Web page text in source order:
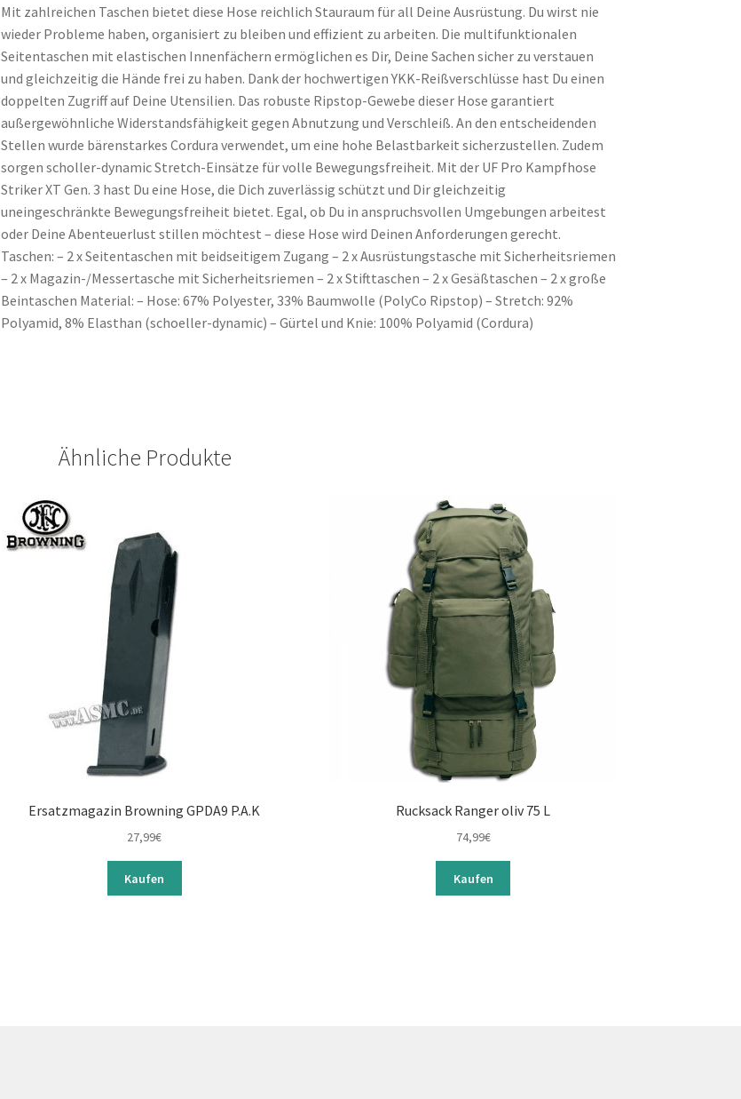
Mit zahlreichen Taschen bietet diese Hose reichlich Stauraum für all Deine Ausrüstung. Du wirst nie
wieder Probleme haben, organisiert zu bleiben und effizient zu arbeiten. Die multifunktionalen
Seitentaschen mit elastischen Innenfächern ermöglichen es Dir, Deine Sachen sicher zu verstauen
und gleichzeitig die Hände frei zu haben. Dank der hochwertigen YKK-Reißverschlüsse hast Du einen
doppelten Zugriff auf Deine Utensilien. Das robuste Ripstop-Gewebe dieser Hose garantiert
außergewöhnliche Widerstandsfähigkeit gegen Abnutzung und Verschleiß. An den entscheidenden
Stellen wurde bärenstarkes Cordura verwendet, um eine hohe Belastbarkeit sicherzustellen. Zudem
sorgen scholler-dynamic Stretch-Einsätze für volle Bewegungsfreiheit. Mit der UF Pro Kampfhose
Striker XT Gen. 3 hast Du eine Hose, die Dich zuverlässig schützt und Dir gleichzeitig
uneingeschränkte Bewegungsfreiheit bietet. Egal, ob Du in anspruchsvollen Umgebungen arbeitest
oder Deine Abenteuerlust stillen möchtest – diese Hose wird Deinen Anforderungen gerecht.
Taschen: – 2 x Seitentaschen mit beidseitigem Zugang – 2 x Ausrüstungstasche mit Sicherheitsriemen
– 2 x Magazin-/Messertasche mit Sicherheitsriemen – 2 x Stifttaschen – 2 x Gesäßtaschen – 2 x große
Beintaschen Material: – Hose: 67% Polyester, 33% Baumwolle (PolyCo Ripstop) – Stretch: 92%
Polyamid, 8% Elasthan (schoeller-dynamic) – Gürtel und Knie: 100% Polyamid (Cordura)
Ähnliche Produkte
Ersatzmagazin Browning GPDA9 P.A.K
27,99€
Kaufen
Rucksack Ranger oliv 75 L
74,99€
Kaufen